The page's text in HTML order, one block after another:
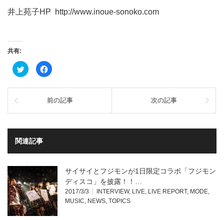
井上苑子HP http://www.inoue-sonoko.com
共有:
ク
リ
共
(新
い
ウ
で
開
き
ま
す)
Facebook
で
る
に
ク
ッ
い
(新
し
い
ウ
ィ
ン
ウ
前の記事 次の記事
関連記事
サイサイとフジモンが1日限定コラボ「フジモン
ディスコ」を披露！！…
2017/3/3 INTERVIEW, LIVE, LIVE REPORT, MODE,
MUSIC, NEWS, TOPICS